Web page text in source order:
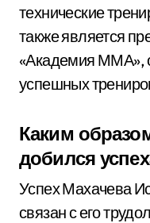
технические
также является
«Академия ММА»,
успешных
Каким
добился
Успех Махачева
связан с его